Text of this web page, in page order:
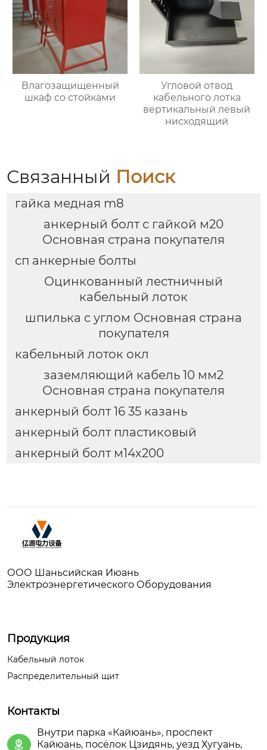
Влагозащищенный
шкаф со стойками
Угловой отвод
кабельного лотка
вертикальный левый
нисходящий
Связанный Поиск
гайка медная m8
анкерный болт с гайкой м20
Основная страна покупателя
сп анкерные болты
Оцинкованный лестничный
кабельный лоток
шпилька с углом Основная страна
покупателя
кабельный лоток окл
заземляющий кабель 10 мм2
Основная страна покупателя
анкерный болт 16 35 казань
анкерный болт пластиковый
анкерный болт м14х200
ООО Шаньсийская Июань
Электроэнергетического Оборудования
Продукция
Кабельный лоток
Распределительный щит
Контакты

Внутри парка «Кайюань», проспект
Кайюань, посёлок Цзидянь, уезд Хугуань,